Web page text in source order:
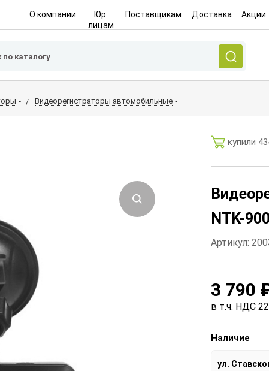
О компании
Юр.
лицам
Поставщикам Доставка Акции
Видеорегистраторы автомобильные
купили
NTK-
Артикул:
3 790
в т.ч. НДС
Наличие
ул.